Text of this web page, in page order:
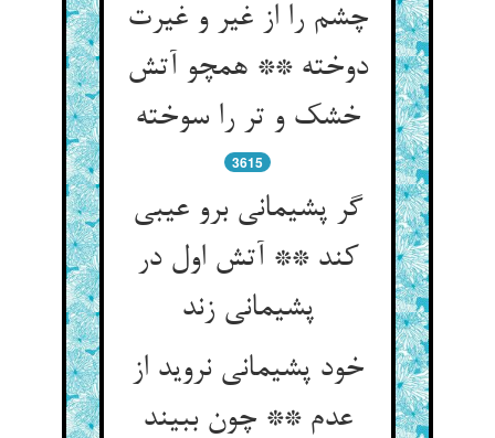
چشم را از غیر و غیرت
دوخته ** همچو آتش
خشک و تر را سوخته
3615
گر پشیمانی برو عیبی
کند ** آتش اول در
پشیمانی زند
خود پشیمانی نروید از
عدم ** چون ببیند